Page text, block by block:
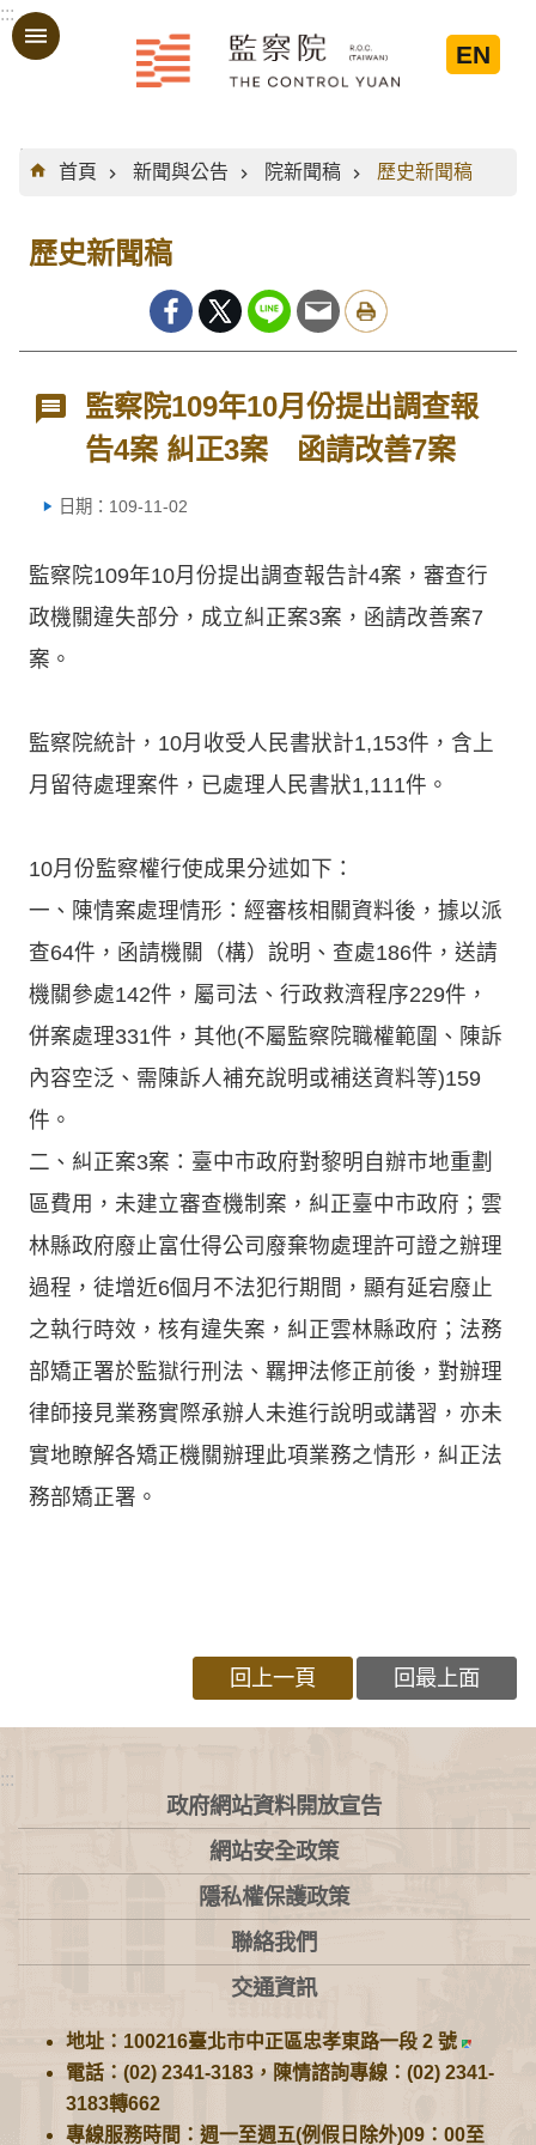
跳到主要內容區塊
:::
EN
:::
首頁
新聞與公告 院新聞稿 歷史新聞稿
歷史新聞稿
監察院109年10月份提出調查報
告4案 糾正3案 函請改善7案
日期：109-11-02
監察院109年10月份提出調查報告計4案，審查行
政機關違失部分，成立糾正案3案，函請改善案7
案。
監察院統計，10月收受人民書狀計1,153件，含上
月留待處理案件，已處理人民書狀1,111件。
10月份監察權行使成果分述如下：
一、陳情案處理情形：經審核相關資料後，據以派
查64件，函請機關（構）說明、查處186件，送請
機關參處142件，屬司法、行政救濟程序229件，
併案處理331件，其他(不屬監察院職權範圍、陳訴
內容空泛、需陳訴人補充說明或補送資料等)159
件。
二、糾正案3案：臺中市政府對黎明自辦市地重劃
區費用，未建立審查機制案，糾正臺中市政府；雲
林縣政府廢止富仕得公司廢棄物處理許可證之辦理
過程，徒增近6個月不法犯行期間，顯有延宕廢止
之執行時效，核有違失案，糾正雲林縣政府；法務
部矯正署於監獄行刑法、羈押法修正前後，對辦理
律師接見業務實際承辦人未進行說明或講習，亦未
實地瞭解各矯正機關辦理此項業務之情形，糾正法
務部矯正署。
回上一頁 回最上面
:::
政府網站資料開放宣告
網站安全政策
隱私權保護政策
聯絡我們
交通資訊
地址：100216臺北市中正區忠孝東路一段 2 號
電話：(02) 2341-3183，陳情諮詢專線：(02) 2341-
3183轉662
專線服務時間：週一至週五(例假日除外)09：00至